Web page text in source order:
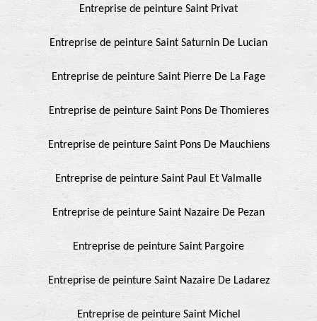
Entreprise de peinture Saint Privat
Entreprise de peinture Saint Saturnin De Lucian
Entreprise de peinture Saint Pierre De La Fage
Entreprise de peinture Saint Pons De Thomieres
Entreprise de peinture Saint Pons De Mauchiens
Entreprise de peinture Saint Paul Et Valmalle
Entreprise de peinture Saint Nazaire De Pezan
Entreprise de peinture Saint Pargoire
Entreprise de peinture Saint Nazaire De Ladarez
Entreprise de peinture Saint Michel